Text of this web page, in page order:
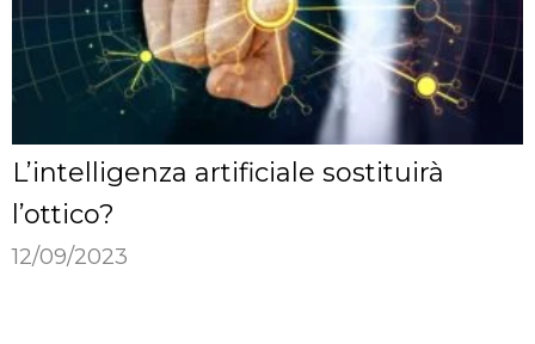
L’intelligenza artificiale sostituirà
l’ottico?
12/09/2023